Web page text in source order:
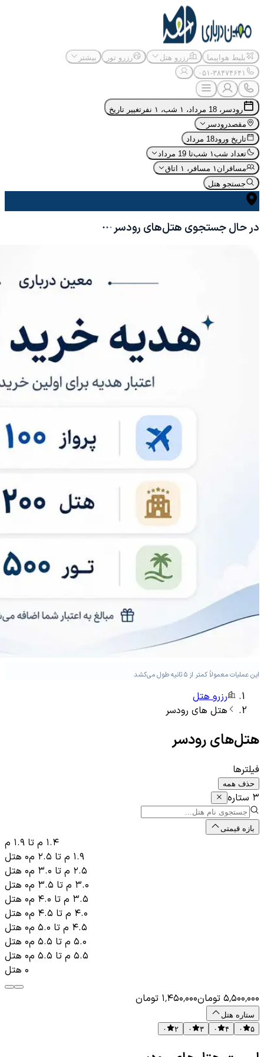
بلیط هواپیما رزرو هتل رزرو تور
بیشتر
۰۵۱-۳۸۴۷۴۶۴۱
رودسر، 18 مرداد، ۱ شب، ۱ نفر
تغییر تاریخ
مقصدرودسر
تاریخ ورود18 مرداد
تعداد شب۱ شب
تا 19 مرداد
مسافران ۱ مسافر، ۱ اتاق
جستجو هتل
در حال جستجوی هتل‌های رودسر·
·
·
این عملیات معمولاً کمتر از ۵ ثانیه طول می‌کشد
رزرو هتل
هتل های رودسر
هتل‌هایرودسر
فیلترها
حذف همه
۳ ستاره
بازه قیمتی
۱.۴ م تا ۱.۹ م
۰ هتل ۱.۹ م تا ۲.۵ م
۰ هتل ۲.۵ م تا ۳.۰ م
۰ هتل ۳.۰ م تا ۳.۵ م
۰ هتل ۳.۵ م تا ۴.۰ م
۰ هتل ۴.۰ م تا ۴.۵ م
۰ هتل ۴.۵ م تا ۵.۰ م
۰ هتل ۵.۰ م تا ۵.۵ م
۰ هتل ۵.۵ م تا ۵.۵ م
۰ هتل
۵٬۵۰۰٬۰۰۰ تومان۱٬۴۵۰٬۰۰۰ تومان
ستاره هتل
۵
۰ ۴ ۰ ۳ ۰ ۲ ۰